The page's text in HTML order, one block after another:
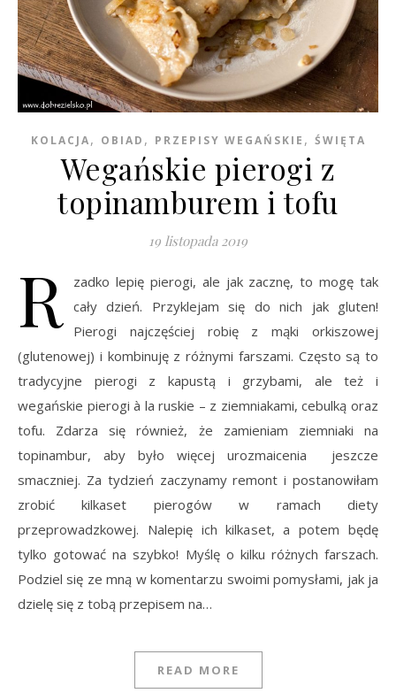
KOLACJA, OBIAD , PRZEPISY WEGAŃSKIE , ŚWIĘTA
Wegańskie pierogi z
topinamburem i tofu
19 listopada 2019
R
zadko lepię pierogi, ale jak zacznę, to mogę tak
cały dzień. Przyklejam się do nich jak gluten!
Pierogi najczęściej robię z mąki orkiszowej
(glutenowej) i kombinuję z różnymi farszami. Często są to
tradycyjne pierogi z kapustą i grzybami, ale też i
wegańskie pierogi à la ruskie – z ziemniakami, cebulką oraz
tofu. Zdarza się również, że zamieniam ziemniaki na
topinambur, aby było więcej urozmaicenia jeszcze
smaczniej. Za tydzień zaczynamy remont i postanowiłam
zrobić kilkaset pierogów w ramach diety
przeprowadzkowej. Nalepię ich kilkaset, a potem będę
tylko gotować na szybko! Myślę o kilku różnych farszach.
Podziel się ze mną w komentarzu swoimi pomysłami, jak ja
dzielę się z tobą przepisem na…
READ MORE